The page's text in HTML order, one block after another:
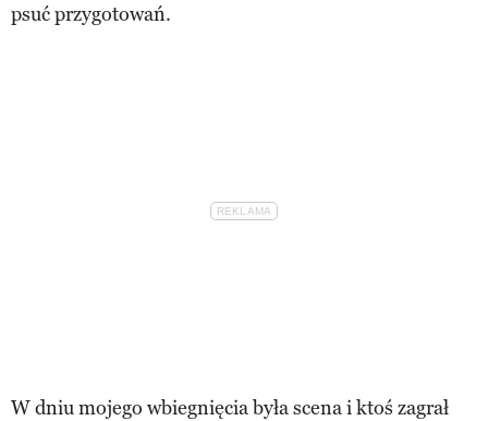
psuć przygotowań.
W dniu mojego wbiegnięcia była scena i ktoś zagrał